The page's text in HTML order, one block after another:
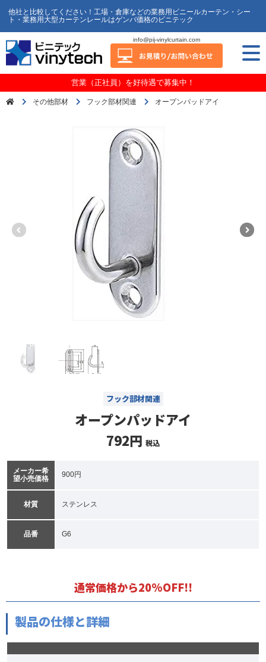
他社と比較してください！工場・倉庫などの業務用ビニールカーテン・シー
ト・業務用大型カーテンレールはゲンバ価格のビニテック
info@pij-vinylcurtain.com
営業（正社員）を好待遇で募集中！
その他部材 フック部材関連 オープンパッドアイ
フック部材関連
オープンパッドアイ
792円 税込
メーカー希
望小売価格
900円
材質 ステンレス
品番 G6
通常価格から20%OFF!!
製品の仕様と詳細